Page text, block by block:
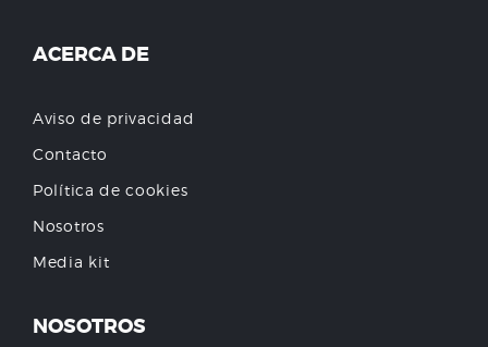
ACERCA DE
Aviso de privacidad
Contacto
Política de cookies
Nosotros
Media kit
NOSOTROS